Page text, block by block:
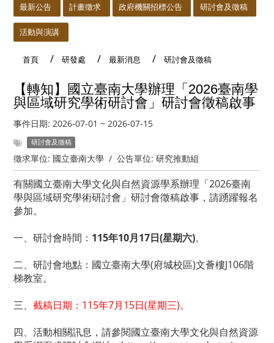
最新公告 計畫徵求 政府機關招標公告 研討會及徵稿
活動與演講
首頁 研發處 最新消息 研討會及徵稿
【轉知】國立臺南大學辦理「2026臺南學
與區域研究學術研討會」研討會徵稿啟事
事件日期: 2026-07-01 ~ 2026-07-15
研討會及徵稿
徵求單位: 國立臺南大學 / 公告單位: 研究推動組
有關國立臺南大學文化與自然資源學系辦理「2026臺南
學與區域研究學術研討會」研討會徵稿啟事，請踴躍報名
參加。
一、研討會時間： 115年10月17日(星期六)。
二、研討會地點：國立臺南大學(府城校區)文薈樓J106階
梯教室。
三、 截稿日期：115年7月15日(星期三)。
四、活動相關訊息，請參閱國立臺南大學文化與自然資源